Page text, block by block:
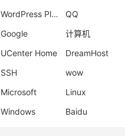
WordPress Plugins
QQ
Google
计算机
UCenter Home
DreamHost
SSH
wow
Microsoft
Linux
Windows
Baidu